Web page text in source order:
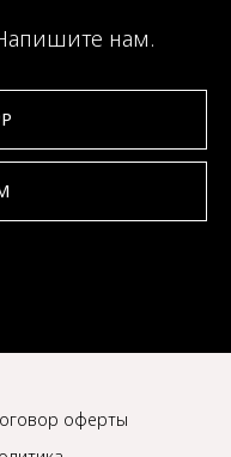
нам.
оферты